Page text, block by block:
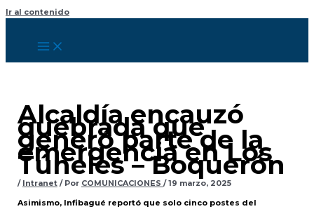
Ir al contenido
Alcaldía encauzó
quebrada que
generó parte de la
emergencia en Los
Túneles – Boquerón
/ Intranet/ Por COMUNICACIONES /19 marzo, 2025
Asimismo, Infibagué reportó que solo cinco postes del